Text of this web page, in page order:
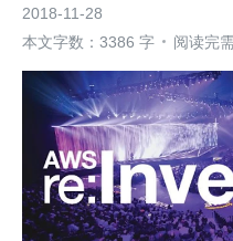
2018-11-28
本文字数：3386 字
阅读完